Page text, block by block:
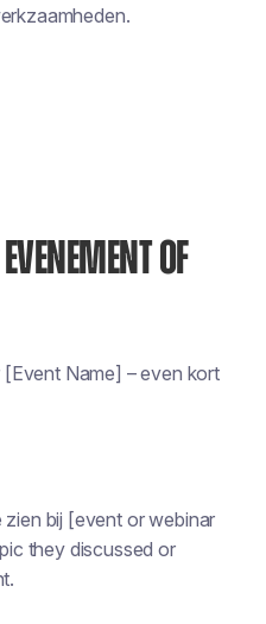
OF
Name] – even kort
bij [event or webinar
they discussed or